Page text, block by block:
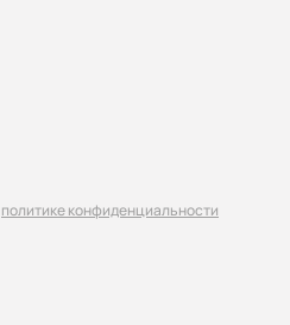
политике конфиденциальности